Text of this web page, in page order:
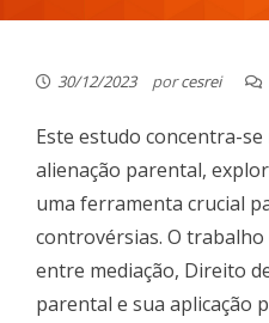
30/12/2023 porcesrei
Este estudo concentra-
alienação parental,
uma ferramenta crucial
controvérsias. O
entre mediação, Direito
parental e sua aplicação